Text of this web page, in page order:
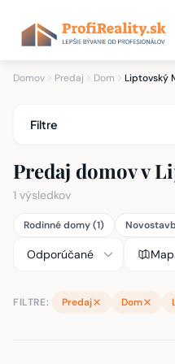
Domov Predaj Dom Liptovský
Filtre
Predaj domov v
1 výsledkov
Rodinné domy (1)
FILTRE: Predaj Dom